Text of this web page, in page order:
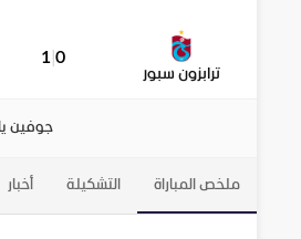
ترابزون سبور
0
1
جوفين
ملخص المباراة التشكيلة أخبار